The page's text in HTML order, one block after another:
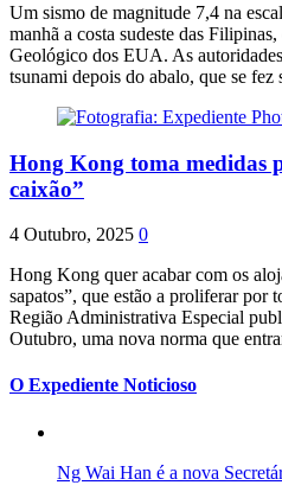
Um sismo de magnitude 7,4 na
manhã a costa sudeste das
Geológico dos EUA. As
tsunami depois do abalo, que se fez
Hong Kong toma medidas
caixão”
4 Outubro, 2025 0
Hong Kong quer acabar com os
sapatos”, que estão a proliferar por
Região Administrativa Especial
Outubro, uma nova norma que
O Expediente Noticioso
Ng Wai Han é a nova